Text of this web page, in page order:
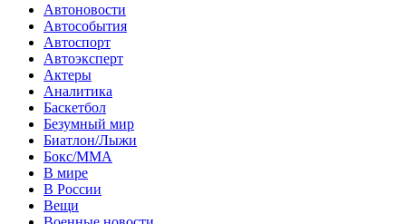
Автоновости
Автособытия
Автоспорт
Автоэксперт
Актеры
Аналитика
Баскетбол
Безумный мир
Биатлон/Лыжи
Бокс/MMA
В мире
В России
Вещи